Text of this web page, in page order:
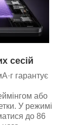
сесій
гарантує
або
У режимі
до 86